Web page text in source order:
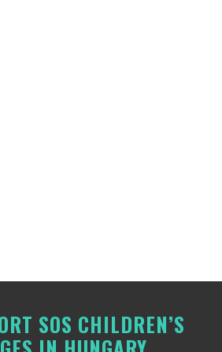
SOS CHILDREN’S